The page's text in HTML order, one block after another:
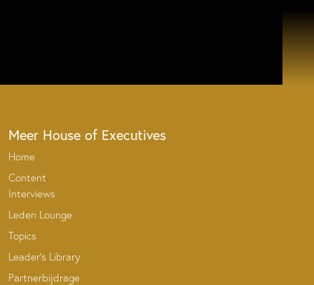
Meer House of Executives
Home
Content
Interviews
Leden Lounge
Topics
Leader’s Library
Partnerbijdrage